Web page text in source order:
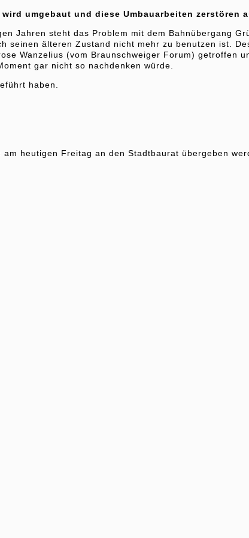
umgebaut und diese Umbauarbeiten zerstören
Jahren steht das Problem mit dem Bahnübergang
seinen älteren Zustand nicht mehr zu benutzen ist.
Wanzelius (vom Braunschweiger Forum) getroffen
gar nicht so nachdenken würde.
haben.
heutigen Freitag an den Stadtbaurat übergeben